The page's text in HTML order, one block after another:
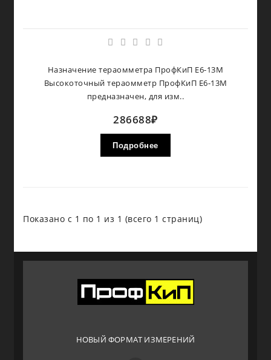
Назначение тераомметра ПрофКиП Е6-13М
Высокоточный тераомметр ПрофКиП Е6-13М
предназначен, для изм..
286688₽
Подробнее
Показано с 1 по 1 из 1 (всего 1 страниц)
НОВЫЙ ФОРМАТ ИЗМЕРЕНИЙ